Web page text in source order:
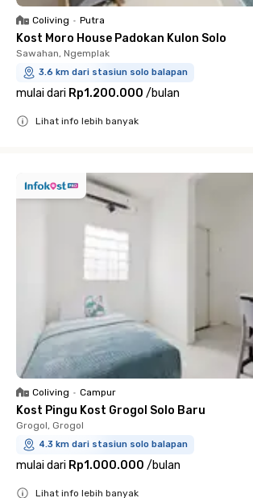
Coliving • Putra
Kost Moro House Padokan Kulon Solo
Sawahan, Ngemplak
3.6 km dari stasiun solo balapan
mulai dari Rp1.200.000 /bulan
Lihat info lebih banyak
Coliving • Campur
Kost Pingu Kost Grogol Solo Baru
Grogol, Grogol
4.3 km dari stasiun solo balapan
mulai dari Rp1.000.000 /bulan
Lihat info lebih banyak